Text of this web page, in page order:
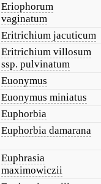
Eriophorum
vaginatum
Eritrichium jacuticum
Eritrichium villosum
ssp. pulvinatum
Euonymus
Euonymus miniatus
Euphorbia
Euphorbia damarana
Euphrasia
maximowiczii